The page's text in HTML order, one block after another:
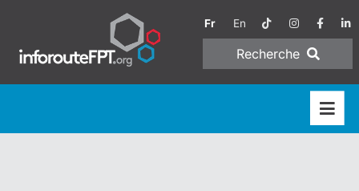
Fr En
Recherche